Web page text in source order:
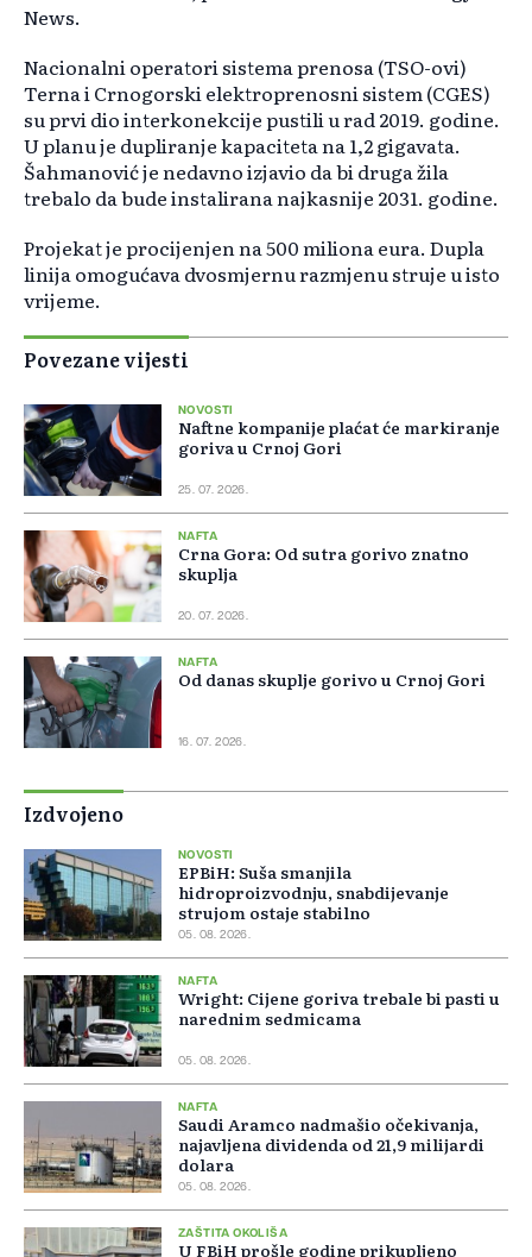
News.
Nacionalni operatori sistema prenosa (TSO-ovi)
Terna i Crnogorski elektroprenosni sistem (CGES)
su prvi dio interkonekcije pustili u rad 2019. godine.
U planu je dupliranje kapaciteta na 1,2 gigavata.
Šahmanović je nedavno izjavio da bi druga žila
trebalo da bude instalirana najkasnije 2031. godine.
Projekat je procijenjen na 500 miliona eura. Dupla
linija omogućava dvosmjernu razmjenu struje u isto
vrijeme.
Povezane vijesti
NOVOSTI
Naftne kompanije plaćat će markiranje
goriva u Crnoj Gori
25. 07. 2026.
NAFTA
Crna Gora: Od sutra gorivo znatno
skuplja
20. 07. 2026.
NAFTA
Od danas skuplje gorivo u Crnoj Gori
16. 07. 2026.
Izdvojeno
NOVOSTI
EPBiH: Suša smanjila
hidroproizvodnju, snabdijevanje
strujom ostaje stabilno
05. 08. 2026.
NAFTA
Wright: Cijene goriva trebale bi pasti u
narednim sedmicama
05. 08. 2026.
NAFTA
Saudi Aramco nadmašio očekivanja,
najavljena dividenda od 21,9 milijardi
dolara
05. 08. 2026.
ZAŠTITA OKOLIŠA
U FBiH prošle godine prikupljeno